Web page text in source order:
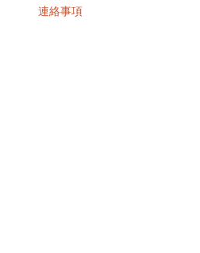
連絡事項